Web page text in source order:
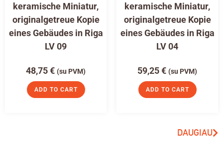
keramische Miniatur,
originalgetreue Kopie
eines Gebäudes in Riga
LV 09
48,75€ (su PVM)
ADD TO CART
keramische Miniatur,
originalgetreue Kopie
eines Gebäudes in Riga
LV 04
59,25€ (su PVM)
ADD TO CART
DAUGIAU